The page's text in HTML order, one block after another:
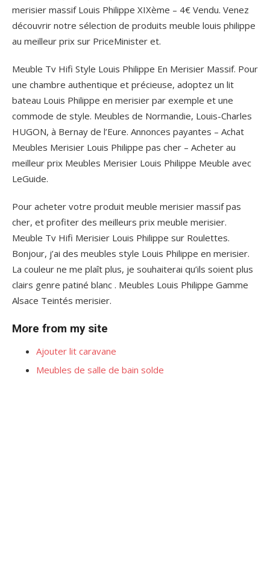
merisier massif Louis Philippe XIXème – 4€ Vendu. Venez
découvrir notre sélection de produits meuble louis philippe
au meilleur prix sur PriceMinister et.
Meuble Tv Hifi Style Louis Philippe En Merisier Massif. Pour
une chambre authentique et précieuse, adoptez un lit
bateau Louis Philippe en merisier par exemple et une
commode de style. Meubles de Normandie, Louis-Charles
HUGON, à Bernay de l’Eure. Annonces payantes – Achat
Meubles Merisier Louis Philippe pas cher – Acheter au
meilleur prix Meubles Merisier Louis Philippe Meuble avec
LeGuide.
Pour acheter votre produit meuble merisier massif pas
cher, et profiter des meilleurs prix meuble merisier.
Meuble Tv Hifi Merisier Louis Philippe sur Roulettes.
Bonjour, j’ai des meubles style Louis Philippe en merisier.
La couleur ne me plaît plus, je souhaiterai qu’ils soient plus
clairs genre patiné blanc . Meubles Louis Philippe Gamme
Alsace Teintés merisier.
More from my site
Ajouter lit caravane
Meubles de salle de bain solde